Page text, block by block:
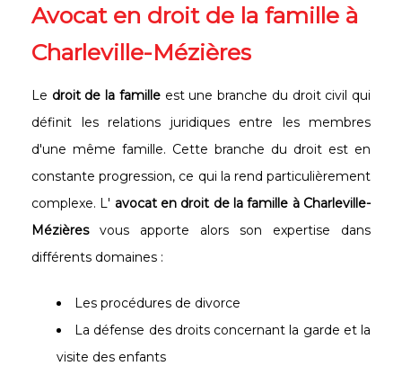
Avocat en droit de la famille à
Charleville-Mézières
Le droit de la familleest une branche du droit civil qui
définit les relations juridiques entre les membres
d'une même famille. Cette branche du droit est en
constante progression, ce qui la rend particulièrement
complexe. L' avocat en droit de la famille à Charleville-
Mézièresvous apporte alors son expertise dans
différents domaines :
Les procédures de divorce
La défense des droits concernant la garde et la
visite des enfants